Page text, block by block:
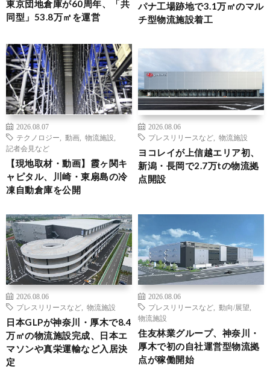
東京団地倉庫が60周年、「共
同型」53.8万㎡を運営
パナ工場跡地で3.1万㎡のマル
チ型物流施設着工
2026.08.07
テクノロジー
動画 物流施設
記者会見など
【現地取材・動画】霞ヶ関キ
ャピタル、川崎・東扇島の冷
凍自動倉庫を公開
2026.08.06
プレスリリースなど
物流施設
ヨコレイが上信越エリア初、
新潟・長岡で2.7万tの物流拠
点開設
2026.08.06
プレスリリースなど
物流施設
日本GLPが神奈川・厚木で8.4
万㎡の物流施設完成、日本エ
マソンや真栄運輸など入居決
定
2026.08.06
プレスリリースなど
動向/展望
物流施設
住友林業グループ、神奈川・
厚木で初の自社運営型物流拠
点が稼働開始